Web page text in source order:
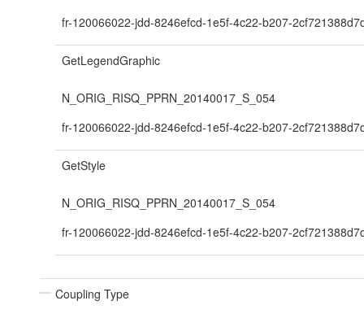
fr-120066022-jdd-8246efcd-1e5f-4c22-b207-
GetLegendGraphic
N_ORIG_RISQ_PPRN_20140017_S_054
fr-120066022-jdd-8246efcd-1e5f-4c22-b207-
GetStyle
N_ORIG_RISQ_PPRN_20140017_S_054
fr-120066022-jdd-8246efcd-1e5f-4c22-b207-
Coupling Type